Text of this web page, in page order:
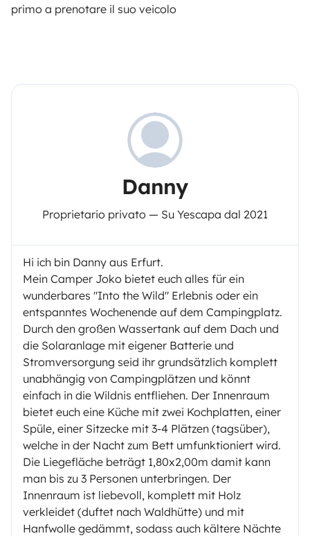
primo a prenotare il suo veicolo
Danny
Proprietario privato — Su Yescapa dal 2021
Hi ich bin Danny aus Erfurt.
Mein Camper Joko bietet euch alles für ein
wunderbares "Into the Wild" Erlebnis oder ein
entspanntes Wochenende auf dem Campingplatz.
Durch den großen Wassertank auf dem Dach und
die Solaranlage mit eigener Batterie und
Stromversorgung seid ihr grundsätzlich komplett
unabhängig von Campingplätzen und könnt
einfach in die Wildnis entfliehen. Der Innenraum
bietet euch eine Küche mit zwei Kochplatten, einer
Spüle, einer Sitzecke mit 3-4 Plätzen (tagsüber),
welche in der Nacht zum Bett umfunktioniert wird.
Die Liegefläche beträgt 1,80x2,00m damit kann
man bis zu 3 Personen unterbringen. Der
Innenraum ist liebevoll, komplett mit Holz
verkleidet (duftet nach Waldhütte) und mit
Hanfwolle gedämmt, sodass auch kältere Nächte